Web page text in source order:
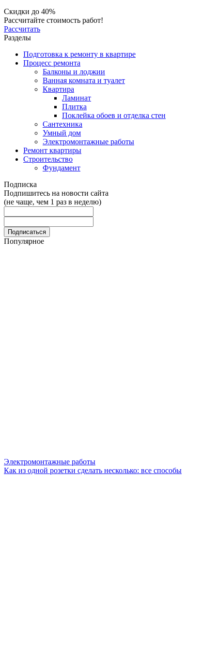
Скидки до 40%
Рассчитайте стоимость работ!
Рассчитать
Разделы
Подготовка к ремонту в квартире
Процесс ремонта
Балконы и лоджии
Ванная комната и туалет
Квартира
Ламинат
Плитка
Поклейка обоев и отделка стен
Сантехника
Умный дом
Электромонтажные работы
Ремонт квартиры
Строительство
Фундамент
Подписка
Подпишитесь на новости сайта
(не чаще, чем 1 раз в неделю)
Популярное
Электромонтажные работы
Как из одной розетки сделать несколько: все способы